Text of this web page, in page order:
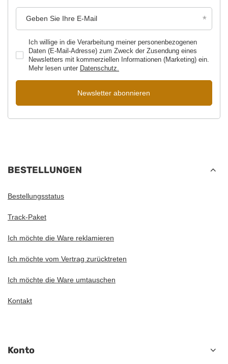
Geben Sie Ihre E-Mail
Ich willige in die Verarbeitung meiner personenbezogenen
Daten (E-Mail-Adresse) zum Zweck der Zusendung eines
Newsletters mit kommerziellen Informationen (Marketing) ein.
Mehr lesen unter Datenschutz.
Newsletter abonnieren
BESTELLUNGEN
Bestellungsstatus
Track-Paket
Ich möchte die Ware reklamieren
Ich möchte vom Vertrag zurücktreten
Ich möchte die Ware umtauschen
Kontakt
Konto